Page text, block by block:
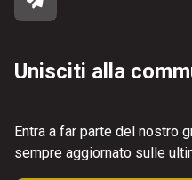
Unisciti alla
Entra a far parte del nostro
sempre aggiornato sulle